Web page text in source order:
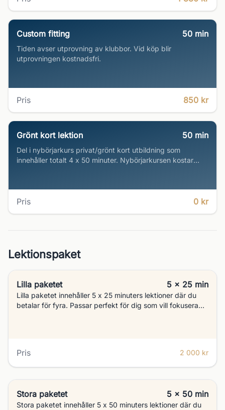
Custom fitting 50 min
Tiden avser utprovning av klubbor. Vid köp blir
utprovningen kostnadsfri.
Pris 850 kr
Grönt kort lektion 50 min
Del i nybörjarkurs privat/grönt kort utbildning som
innehåller totalt 4 x 50 minuter. Nybörjarkursen kostar
Pris 0 kr
Lektionspaket
Lilla paketet 5 x 25 min
Lilla paketet innehåller 5 x 25 minuters lektioner där du
betalar för fyra. Passar perfekt för dig som vill fokusera
Pris 2 000 kr
Stora paketet 5 x 50 min
Stora paketet innehåller 5 x 50 minuters lektioner där du